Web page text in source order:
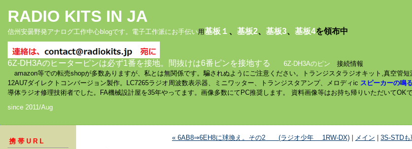
RADIO KITS IN JA
信州安曇野発アナログ工作中心blogです。電子工作派にお手伝い用基板１ 、 基板2、 基板3、 基板4を領布中
6Z-DH3Aのヒーターピンは必ず1番を接地。間抜けは6番ピンを接地する 6Z-DH3Aのピン 接続情報
amazon等での転売shopが多数ありますが、私とは無関係です。騙されぬようにご注意ください。トランジスタラジオキット,真空管
12AU7ダイレクトコンバージョン製作。LC7265ラジオ周波数表示器、ミニワッター、トランジスタアンプ、メロディic スピーカーの鳴
導体ラジオ修理技術者でした。FA機械設計屋を35年やってます。画像多数にてPC推奨します。 資料画像等はお持ち帰りいただいてOK
since 2011/Aug
携帯URL « 6AB8⇒6EH8に球換え。その2 (ラジオ少年 1RW-DX) メイン 3S-STD